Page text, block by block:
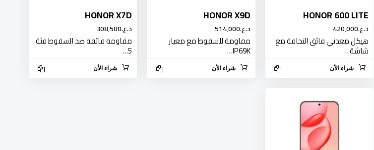
HONOR 600 LITE
د.ع.‏420٬000
هيكل معدني فائق النحافة مع
شاشة…
شراء الأن
HONOR X9D
د.ع.‏514٬000
مقاومة للسقوط مع معيار
IP69K…
شراء الأن
HONOR X7D
د.ع.‏308٬500
مقاومة فائقة ضد السقوط فئة
5…
شراء الأن